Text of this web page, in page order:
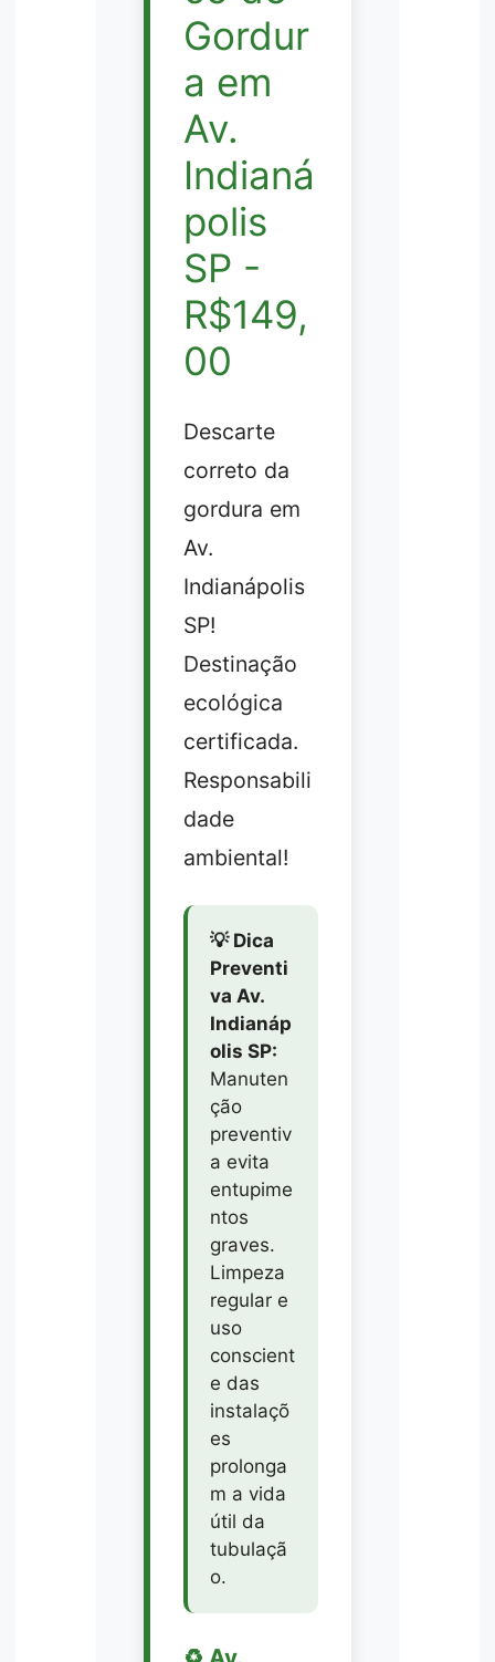
Gordur
a em
Av.
Indianá
polis
SP -
R$149,
00
Descarte
correto da
gordura em
Av.
Indianápolis
SP!
Destinação
ecológica
certificada.
Responsabili
dade
ambiental!
💡 Dica
Preventi
va Av.
Indianáp
olis SP:
Manuten
ção
preventiv
a evita
entupime
ntos
graves.
Limpeza
regular e
uso
conscient
e das
instalaçõ
es
prolonga
m a vida
útil da
tubulaçã
o.